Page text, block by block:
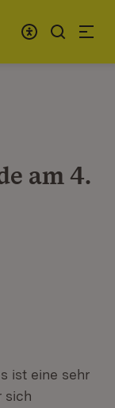
am 4.
ist eine sehr
sich